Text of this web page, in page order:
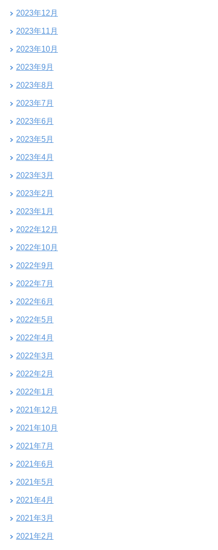
2023年12月
2023年11月
2023年10月
2023年9月
2023年8月
2023年7月
2023年6月
2023年5月
2023年4月
2023年3月
2023年2月
2023年1月
2022年12月
2022年10月
2022年9月
2022年7月
2022年6月
2022年5月
2022年4月
2022年3月
2022年2月
2022年1月
2021年12月
2021年10月
2021年7月
2021年6月
2021年5月
2021年4月
2021年3月
2021年2月